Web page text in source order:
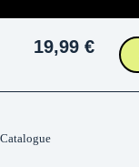
19,99 €
Catalogue